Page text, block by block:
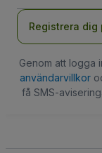
Registrera dig
Genom att logga
användarvillkor
få SMS-